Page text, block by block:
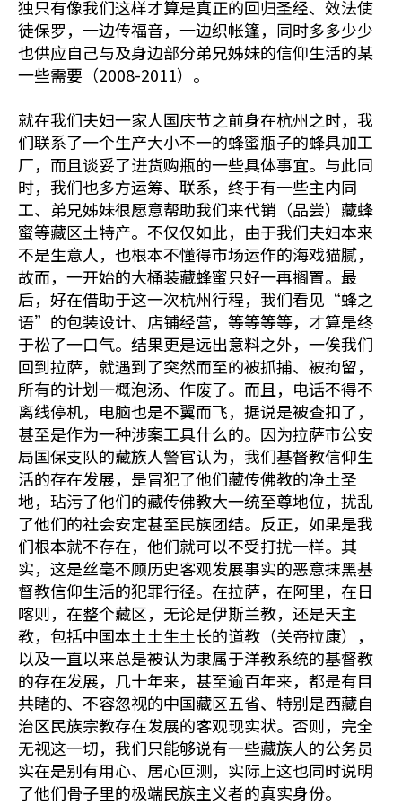
独只有像我们这样才算是真正的回归圣经、效法使
徒保罗，一边传福音，一边织帐篷，同时多多少少
也供应自己与及身边部分弟兄姊妹的信仰生活的某
一些需要（2008-2011）。
就在我们夫妇一家人国庆节之前身在杭州之时，我
们联系了一个生产大小不一的蜂蜜瓶子的蜂具加工
厂，而且谈妥了进货购瓶的一些具体事宜。与此同
时，我们也多方运筹、联系，终于有一些主内同
工、弟兄姊妹很愿意帮助我们来代销（品尝）藏蜂
蜜等藏区土特产。不仅仅如此，由于我们夫妇本来
不是生意人，也根本不懂得市场运作的海戏猫腻，
故而，一开始的大桶装藏蜂蜜只好一再搁置。最
后，好在借助于这一次杭州行程，我们看见“蜂之
语”的包装设计、店铺经营，等等等等，才算是终
于松了一口气。结果更是远出意料之外，一俟我们
回到拉萨，就遇到了突然而至的被抓捕、被拘留，
所有的计划一概泡汤、作废了。而且，电话不得不
离线停机，电脑也是不翼而飞，据说是被查扣了，
甚至是作为一种涉案工具什么的。因为拉萨市公安
局国保支队的藏族人警官认为，我们基督教信仰生
活的存在发展，是冒犯了他们藏传佛教的净土圣
地，玷污了他们的藏传佛教大一统至尊地位，扰乱
了他们的社会安定甚至民族团结。反正，如果是我
们根本就不存在，他们就可以不受打扰一样。其
实，这是丝毫不顾历史客观发展事实的恶意抹黑基
督教信仰生活的犯罪行径。在拉萨，在阿里，在日
喀则，在整个藏区，无论是伊斯兰教，还是天主
教，包括中国本土土生土长的道教（关帝拉康），
以及一直以来总是被认为隶属于洋教系统的基督教
的存在发展，几十年来，甚至逾百年来，都是有目
共睹的、不容忽视的中国藏区五省、特别是西藏自
治区民族宗教存在发展的客观现实状。否则，完全
无视这一切，我们只能够说有一些藏族人的公务员
实在是别有用心、居心叵测，实际上这也同时说明
了他们骨子里的极端民族主义者的真实身份。